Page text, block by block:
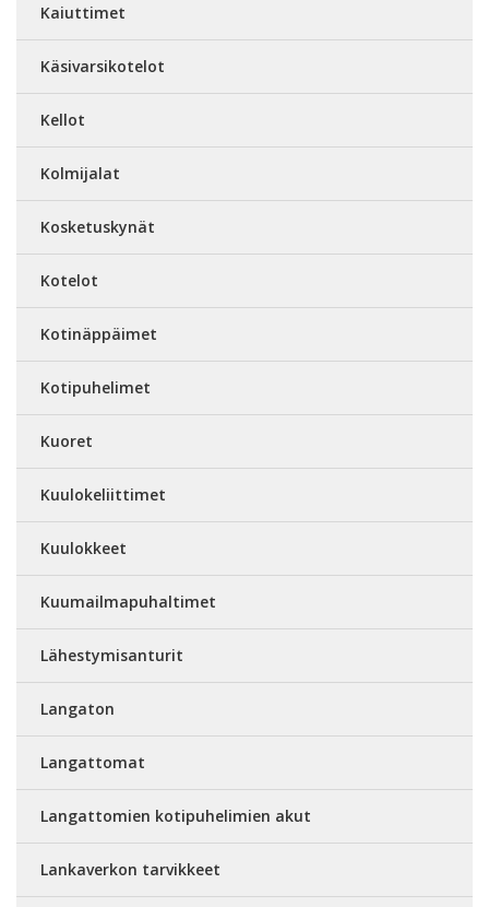
Kaiuttimet
Käsivarsikotelot
Kellot
Kolmijalat
Kosketuskynät
Kotelot
Kotinäppäimet
Kotipuhelimet
Kuoret
Kuulokeliittimet
Kuulokkeet
Kuumailmapuhaltimet
Lähestymisanturit
Langaton
Langattomat
Langattomien kotipuhelimien akut
Lankaverkon tarvikkeet